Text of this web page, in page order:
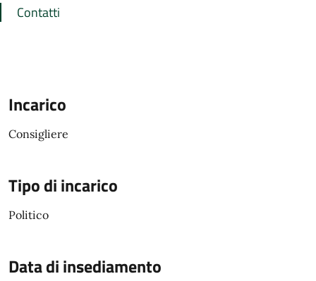
Contatti
Incarico
Consigliere
Tipo di incarico
Politico
Data di insediamento